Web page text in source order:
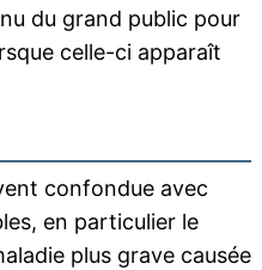
du grand public pour
celle-ci apparaît
confondue avec
en particulier le
plus grave causée